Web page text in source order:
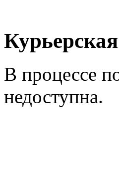
В процессе
недоступна.